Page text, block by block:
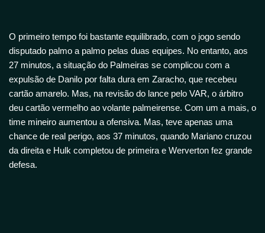
O primeiro tempo foi bastante equilibrado, com o jogo sendo
disputado palmo a palmo pelas duas equipes. No entanto, aos
27 minutos, a situação do Palmeiras se complicou com a
expulsão de Danilo por falta dura em Zaracho, que recebeu
cartão amarelo. Mas, na revisão do lance pelo VAR, o árbitro
deu cartão vermelho ao volante palmeirense. Com um a mais, o
time mineiro aumentou a ofensiva. Mas, teve apenas uma
chance de real perigo, aos 37 minutos, quando Mariano cruzou
da direita e Hulk completou de primeira e Werverton fez grande
defesa.